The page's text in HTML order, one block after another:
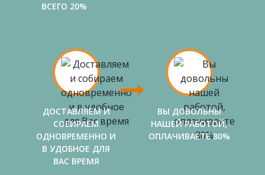
ВСЕГО 20%
ДОСТАВЛЯЕМ И
СОБИРАЕМ
ОДНОВРЕМЕННО И
В УДОБНОЕ ДЛЯ
ВАС ВРЕМЯ
ВЫ ДОВОЛЬНЫ
НАШЕЙ РАБОТОЙ,
ОПЛАЧИВАЕТЕ 80%